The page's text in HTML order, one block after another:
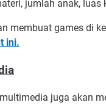
jumlah anak, luas
membuat games di
ini.
juga akan